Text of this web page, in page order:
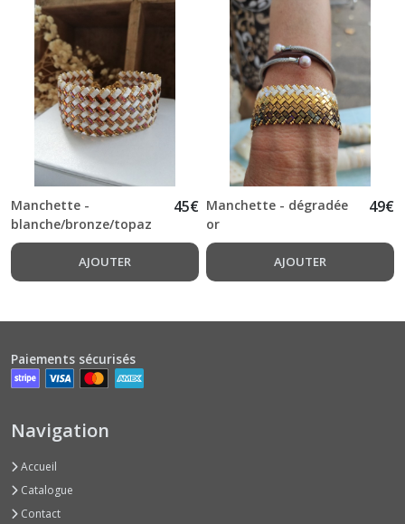
Manchette -
blanche/bronze/topaz
45€
AJOUTER
Manchette - dégradée
or
49€
AJOUTER
Paiements sécurisés
Navigation
Accueil
Catalogue
Contact